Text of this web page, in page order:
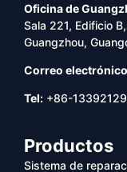
Oficina de
Sala 221, Edificio
Guangzhou,
Correo
Tel: +86-
Productos
Sistema de